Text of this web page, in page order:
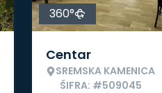
360°
Centar
SREMSKA KAMENICA
ŠIFRA: #509045